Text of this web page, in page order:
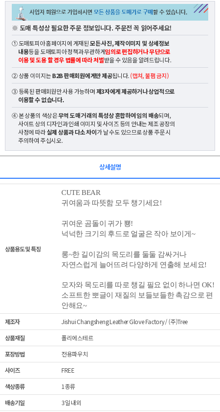
※ 도매 특성상 필요한 주문 정보입니다. 주문전 꼭 읽어주세요!
① 도매토피아 홈페이지에 게재된모든 사진, 제작이미지 및 상세정보
내용등을 도매토피아 정책과 무관하게임의로 편집하거나 무단으로
이용 및 도용 할 경우 법률에 따라 처벌받을 수 있음을 알려드립니다.
② 상품 이미지는B2B 판매회원에게만 제공됩니다.(캡쳐, 불펌 금지)
③ 등록된 판매회원만 사용 가능하며제3자에게 제공하거나 상업적으로
이용할 수 없습니다.
④ 본 상품의 색상은무역 도매 거래의 특성상 혼합하여 임의 배송되며,
사이트 상의 디자인과 인쇄 이미지 및 사이즈 등의 안내는 제조 공장의
사정에 따라실제 상품과 다소 차이가 날 수도 있으므로 상품 주문 시
주의하여 주십시오.
상세설명
상품용도 및 특징
CUTE BEAR
귀여움과 따뜻함 모두 챙기세요!
귀여운 곰돌이 귀가 뿅!
넉넉한 크기의 후드로 얼굴은 작아 보이게~
롱~한 길이감의 목도리를 둘둘 감싸거나
자연스럽게 늘어뜨려 다양하게 연출해 보세요!
모자와 목도리를 따로 챙길 필요 없이 하나면 OK!
소프트한 뽀글이 재질의 보들보들한 촉감으로 편
안해요~
제조자
Jishui Changsheng Leather Glove Factory / (주)Tree
상품재질
폴리에스테르
포장방법
전용파우치
사이즈
FREE
색상종류
1종류
배송기일
3일 내외